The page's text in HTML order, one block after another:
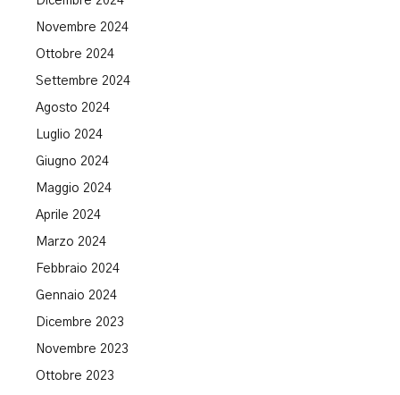
Novembre 2024
Ottobre 2024
Settembre 2024
Agosto 2024
Luglio 2024
Giugno 2024
Maggio 2024
Aprile 2024
Marzo 2024
Febbraio 2024
Gennaio 2024
Dicembre 2023
Novembre 2023
Ottobre 2023